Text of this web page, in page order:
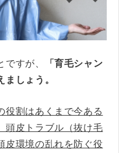
すが、
「育毛シャン
しょう。
役割はあくまで今ある
頭皮トラブル（抜け毛
皮環境の乱れを防ぐ役